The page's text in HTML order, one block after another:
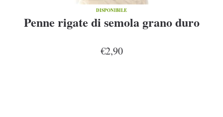
DISPONIBILE
Penne rigate di semola grano duro
€2,90